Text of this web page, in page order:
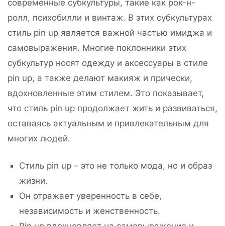
современные субкультуры, такие как рок-н-
ролл, психобилли и винтаж. В этих субкультурах
стиль pin up является важной частью имиджа и
самовыражения. Многие поклонники этих
субкультур носят одежду и аксессуары в стиле
pin up, а также делают макияж и прически,
вдохновленные этим стилем. Это показывает,
что стиль pin up продолжает жить и развиваться,
оставаясь актуальным и привлекательным для
многих людей.
Стиль pin up – это не только мода, но и образ
жизни.
Он отражает уверенность в себе,
независимость и женственность.